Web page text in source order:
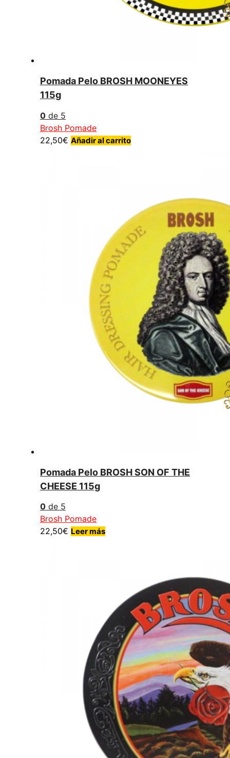
Pomada Pelo BROSH MOONEYES
115g
0 de 5
Brosh Pomade
22,50€ Añadir al carrito
Pomada Pelo BROSH SON OF THE
CHEESE 115g
0 de 5
Brosh Pomade
22,50€ Leer más